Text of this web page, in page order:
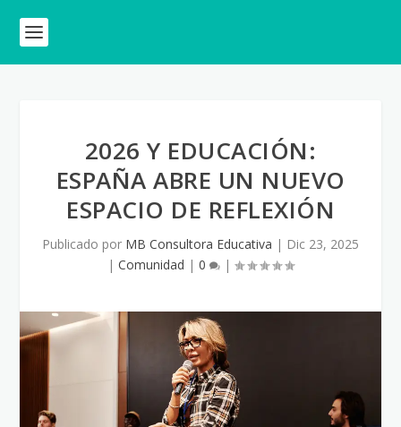
2026 Y EDUCACIÓN:
ESPAÑA ABRE UN NUEVO
ESPACIO DE REFLEXIÓN
Publicado por MB Consultora Educativa | Dic 23, 2025
| Comunidad | 0 |